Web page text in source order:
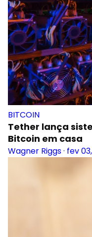
BITCOIN
Tether lança
Bitcoin em casa
Wagner Riggs· fev